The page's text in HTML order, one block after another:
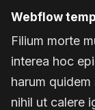
Webflow
Filium morte
interea hoc
harum
nihil ut calere